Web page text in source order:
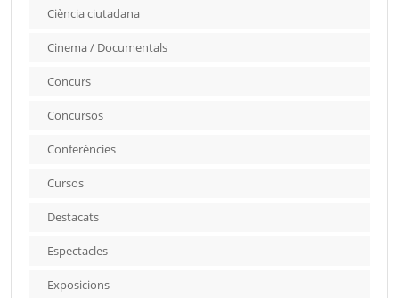
Ciència ciutadana
Cinema / Documentals
Concurs
Concursos
Conferències
Cursos
Destacats
Espectacles
Exposicions